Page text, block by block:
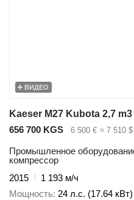
ВИДЕО
656 700 KGS 6 500 € ≈ 7 510 $
Промышленное
компрессор
2015
1 193 м/ч
Мощность 24 л.с. (17.64 кВт)